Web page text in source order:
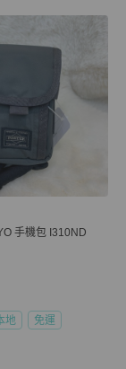
手機包 I310ND
地 免運